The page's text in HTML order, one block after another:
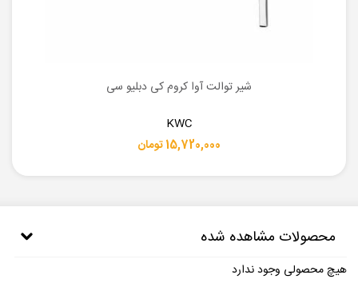
شیر توالت آوا کروم کی دبلیو سی
KWC
15,720,000 تومان
محصولات مشاهده شده
هیچ محصولی وجود ندارد